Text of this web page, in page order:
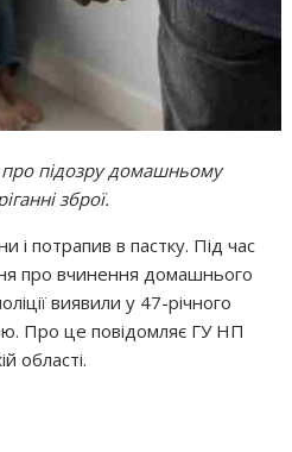
про підозру домашньому
зброї.
і потрапив в пастку. Під час
про вчинення домашнього
виявили у 47-річного
Про це повідомляє ГУ НП
області.